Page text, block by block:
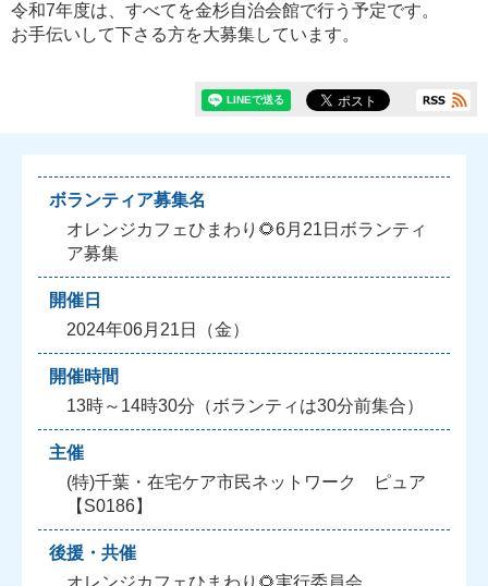
令和7年度は、すべてを金杉自治会館で行う予定です。
お手伝いして下さる方を大募集しています。
ボランティア募集名
オレンジカフェひまわり🌻6月21日ボランティ
ア募集
開催日
2024年06月21日（金）
開催時間
13時～14時30分（ボランティは30分前集合）
主催
(特)千葉・在宅ケア市民ネットワーク ピュア
【S0186】
後援・共催
オレンジカフェひまわり🌻実行委員会